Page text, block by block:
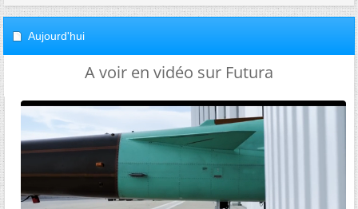
Aujourd'hui
A voir en vidéo sur Futura